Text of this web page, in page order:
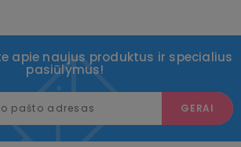
apie naujus produktus ir specialius
pasiūlymus!